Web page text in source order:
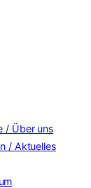
/ Über uns
/ Aktuelles